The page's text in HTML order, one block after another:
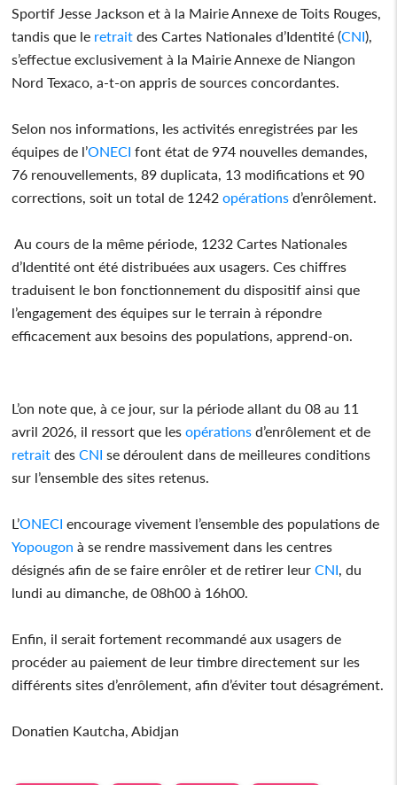
Sportif Jesse Jackson et à la Mairie Annexe de Toits Rouges,
tandis que le retrait des Cartes Nationales d’Identité (CNI),
s’effectue exclusivement à la Mairie Annexe de Niangon
Nord Texaco, a-t-on appris de sources concordantes.
Selon nos informations, les activités enregistrées par les
équipes de l’ONECI font état de 974 nouvelles demandes,
76 renouvellements, 89 duplicata, 13 modifications et 90
corrections, soit un total de 1242opérations d’enrôlement.
Au cours de la même période, 1232 Cartes Nationales
d’Identité ont été distribuées aux usagers. Ces chiffres
traduisent le bon fonctionnement du dispositif ainsi que
l’engagement des équipes sur le terrain à répondre
efficacement aux besoins des populations, apprend-on.
L’on note que, à ce jour, sur la période allant du 08 au 11
avril 2026, il ressort que lesopérations d’enrôlement et de
retrait desCNI se déroulent dans de meilleures conditions
sur l’ensemble des sites retenus.
L’ONECI encourage vivement l’ensemble des populations de
Yopougon à se rendre massivement dans les centres
désignés afin de se faire enrôler et de retirer leurCNI, du
lundi au dimanche, de 08h00 à 16h00.
Enfin, il serait fortement recommandé aux usagers de
procéder au paiement de leur timbre directement sur les
différents sites d’enrôlement, afin d’éviter tout désagrément.
Donatien Kautcha, Abidjan